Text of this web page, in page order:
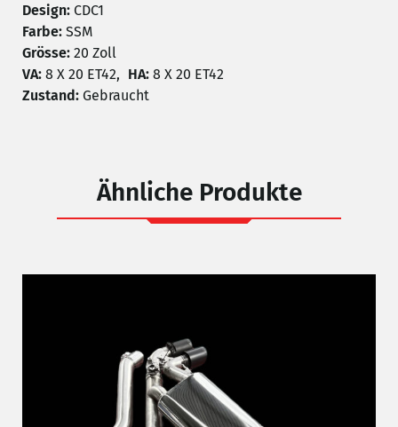
Design: CDC1
Farbe: SSM
Grösse: 20 Zoll
VA: 8 X 20 ET42, HA: 8 X 20 ET42
Zustand: Gebraucht
Ähnliche Produkte